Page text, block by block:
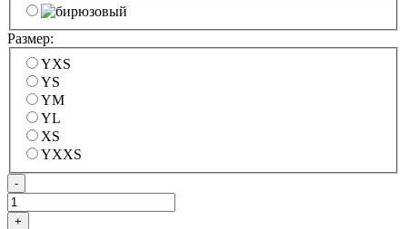
Размер:
YXS
YS
YM
YL
XS
YXXS
-
+